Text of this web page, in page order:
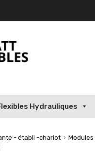
Hydrauliques
- établi -chariot